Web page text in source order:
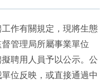
作有關規定，現將生態
管理局所屬事業單位
聘用人員予以公示。公
位反映，或直接通過中